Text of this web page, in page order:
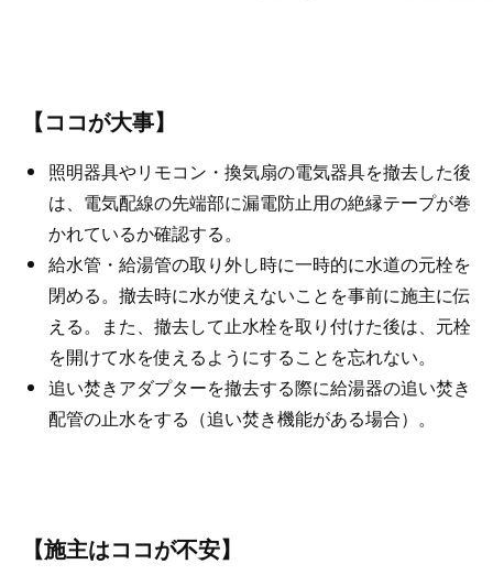
【ココが大事】
照明器具やリモコン・換気扇の電気器具を撤去した後
は、電気配線の先端部に漏電防止用の絶縁テープが巻
かれているか確認する。
給水管・給湯管の取り外し時に一時的に水道の元栓を
閉める。撤去時に水が使えないことを事前に施主に伝
える。また、撤去して止水栓を取り付けた後は、元栓
を開けて水を使えるようにすることを忘れない。
追い焚きアダプターを撤去する際に給湯器の追い焚き
配管の止水をする（追い焚き機能がある場合）。
【施主はココが不安】